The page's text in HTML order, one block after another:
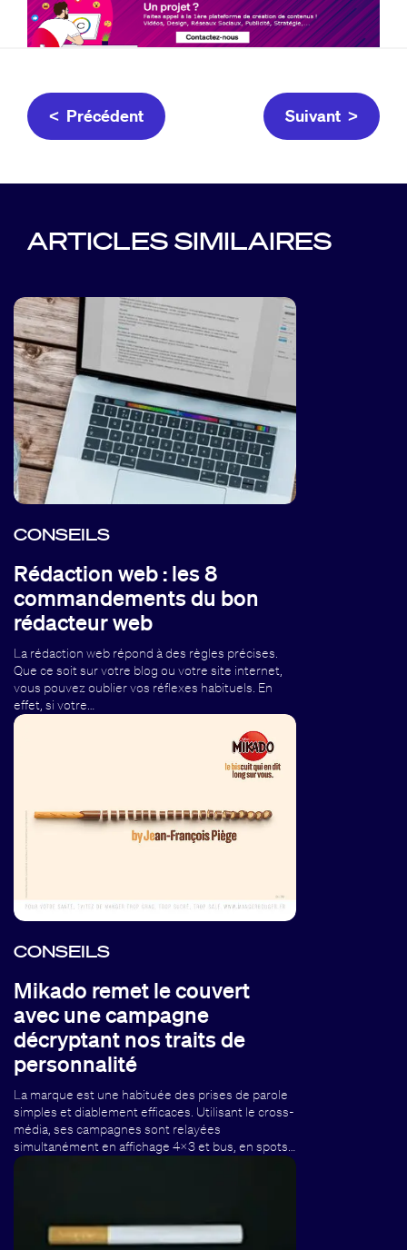
< Précédent Suivant >
ARTICLES SIMILAIRES
CONSEILS
Rédaction web : les 8
commandements du bon
rédacteur web
La rédaction web répond à des règles précises.
Que ce soit sur votre blog ou votre site internet,
vous pouvez oublier vos réflexes habituels. En
effet, si votre…
CONSEILS
Mikado remet le couvert
avec une campagne
décryptant nos traits de
personnalité
La marque est une habituée des prises de parole
simples et diablement efficaces. Utilisant le cross-
média, ses campagnes sont relayées
simultanément en affichage 4x3 et bus, en spots…